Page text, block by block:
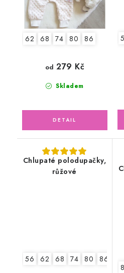
62 68 74 80 86
Skladem
od 279 Kč
Chlupaté polodupačky,
růžové
56 62 68 74 80 86